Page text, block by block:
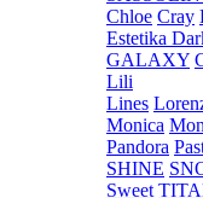
Chloe Cray
Estetika
GALAXY
Lili
Lines
Monica
Pandora
SHINE
Sweet